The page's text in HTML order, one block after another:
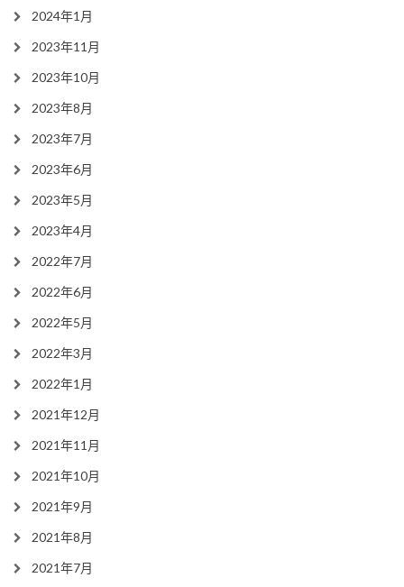
2024年1月
2023年11月
2023年10月
2023年8月
2023年7月
2023年6月
2023年5月
2023年4月
2022年7月
2022年6月
2022年5月
2022年3月
2022年1月
2021年12月
2021年11月
2021年10月
2021年9月
2021年8月
2021年7月